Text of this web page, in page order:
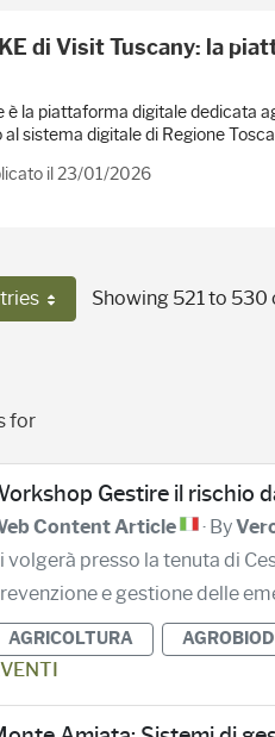
di Visit Tuscany: la
è la piattaforma digitale dedicata
al sistema digitale di Regione
il 23/01/2026
Per Page Showing 521 to 530
for
Gestire il rischio
Content Article · By
volgerà presso la tenuta di
e gestione delle
AGRICOLTURA